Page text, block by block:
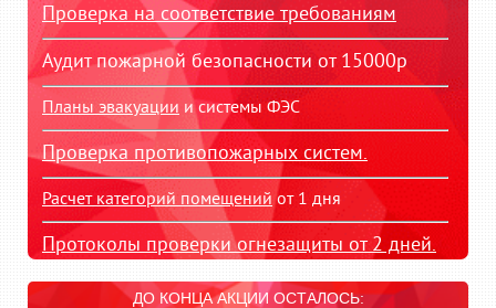
Проверка на соответствие требованиям
Аудит пожарной безопасности от 15000р
Планы эвакуации и системы ФЭС
Проверка противопожарных систем.
Расчет категорий помещенийот 1 дня
Протоколы проверки огнезащиты от 2 дней.
ДО КОНЦА АКЦИИ ОСТАЛОСЬ: